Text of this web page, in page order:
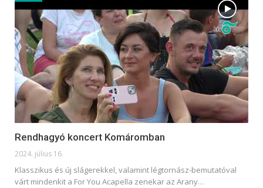
Rendhagyó koncert Komáromban
2024. július 16.
Klasszikus és új slágerekkel, valamint légtornász-bemutatóval
várt mindenkit a For You Acapella zenekar az Arany…